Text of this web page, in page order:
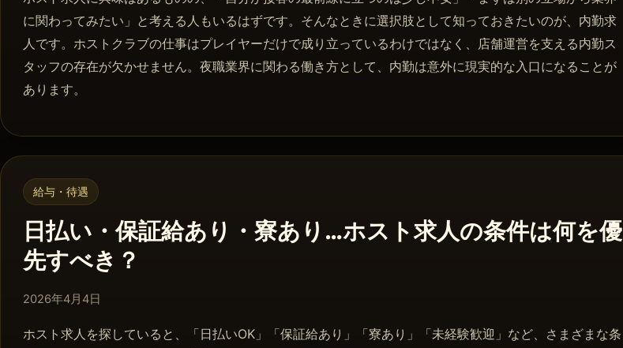
に関わってみたい」と考える人もいるはずです。そんなときに選択肢として知っておきたいのが、内勤求
人です。ホストクラブの仕事はプレイヤーだけで成り立っているわけではなく、店舗運営を支える内勤ス
タッフの存在が欠かせません。夜職業界に関わる働き方として、内勤は意外に現実的な入口になることが
あります。
給与・待遇
日払い・保証給あり・寮あり…ホスト求人の条件は何を優
先すべき？
2026年4月4日
ホスト求人を探していると、「日払いOK」「保証給あり」「寮あり」「未経験歓迎」など、さまざまな条